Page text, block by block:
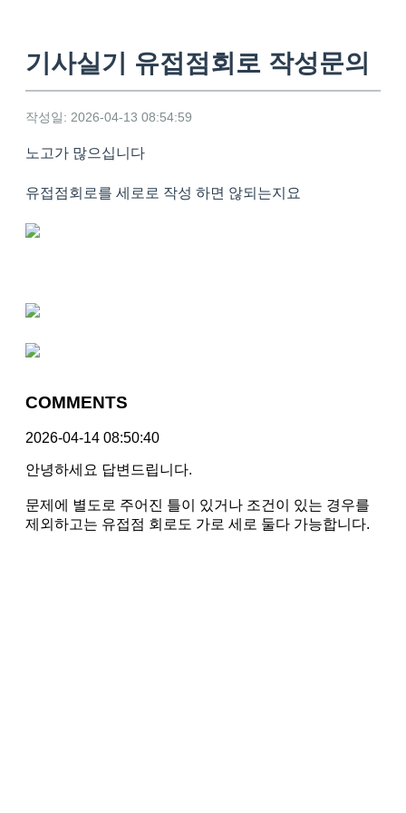
기사실기 유접점회로 작성문의
작성일: 2026-04-13 08:54:59
노고가 많으십니다
유접점회로를 세로로 작성 하면 않되는지요
COMMENTS
2026-04-14 08:50:40
안녕하세요 답변드립니다.
문제에 별도로 주어진 틀이 있거나 조건이 있는 경우를
제외하고는 유접점 회로도 가로 세로 둘다 가능합니다.